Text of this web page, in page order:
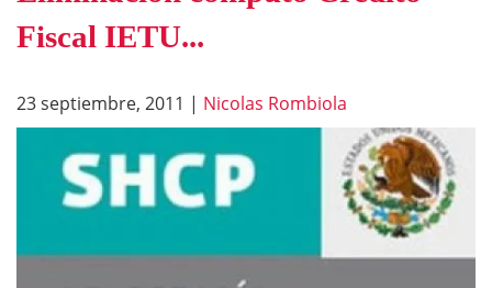
Fiscal IETU...
23 septiembre, 2011 | Nicolas Rombiola